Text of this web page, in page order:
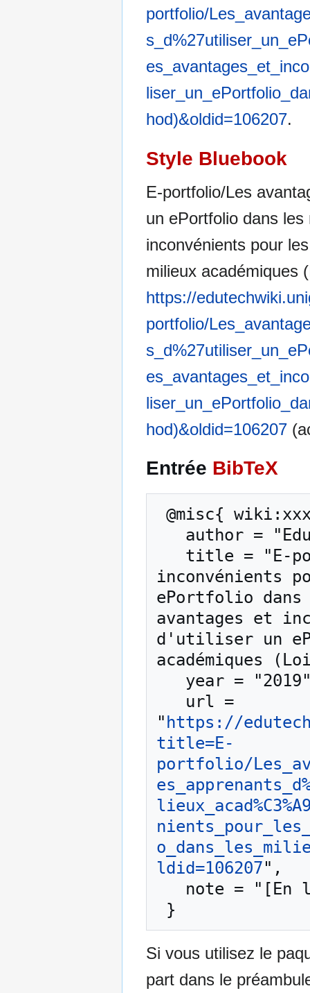
portfolio/
hod)&oldid=106207.
Style Bluebook
E-portfolio/Les
un ePortfolio dans
inconvénients pour
milieux académiques
https://
portfolio/
hod)&oldid=106207
Entrée BibTeX
inconvénients
ePortfolio dans
avantages et
d'utiliser un
académiques
" https://
title=E-
portfolio/
ldid=106207",
Si vous utilisez le
part dans le